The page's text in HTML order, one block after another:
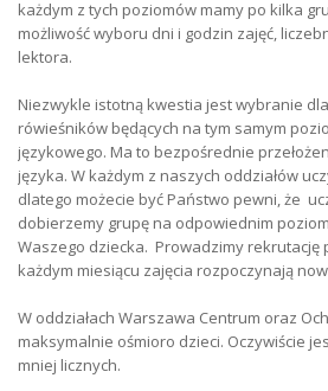
każdym z tych poziomów mamy po kilka
możliwość wyboru dni i godzin zajęć,
lektora.
Niezwykle istotną kwestia jest wybranie
rówieśników będących na tym samym
językowego. Ma to bezpośrednie
języka. W każdym z naszych oddziałów
dlatego możecie być Państwo pewni, że
dobierzemy grupę na odpowiednim
Waszego dziecka. Prowadzimy rekrutację
każdym miesiącu zajęcia rozpoczynają
W oddziałach Warszawa Centrum oraz
maksymalnie ośmioro dzieci. Oczywiście
mniej licznych.